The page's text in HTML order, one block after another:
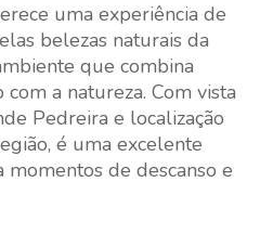
uma experiência de
belezas naturais da
que combina
a natureza. Com vista
Pedreira e localização
é uma excelente
de descanso e